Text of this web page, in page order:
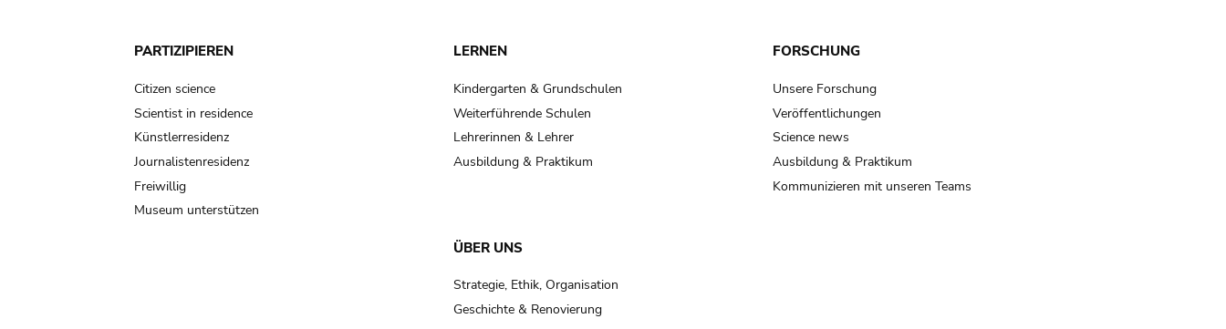
PARTIZIPIEREN
Citizen science
Scientist in residence
Künstlerresidenz
Journalistenresidenz
Freiwillig
Museum unterstützen
LERNEN
Kindergarten & Grundschulen
Weiterführende Schulen
Lehrerinnen & Lehrer
Ausbildung & Praktikum
FORSCHUNG
Unsere Forschung
Veröffentlichungen
Science news
Ausbildung & Praktikum
Kommunizieren mit unseren Teams
ÜBER UNS
Strategie, Ethik, Organisation
Geschichte & Renovierung